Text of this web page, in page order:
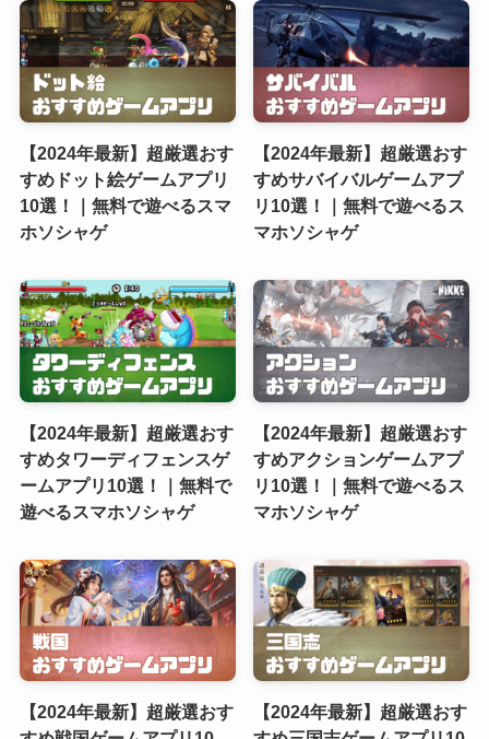
【2024年最新】超厳選おす
すめドット絵ゲームアプリ
10選！｜無料で遊べるスマ
ホソシャゲ
【2024年最新】超厳選おす
すめサバイバルゲームアプ
リ10選！｜無料で遊べるス
マホソシャゲ
【2024年最新】超厳選おす
すめタワーディフェンスゲ
ームアプリ10選！｜無料で
遊べるスマホソシャゲ
【2024年最新】超厳選おす
すめアクションゲームアプ
リ10選！｜無料で遊べるス
マホソシャゲ
【2024年最新】超厳選おす
【2024年最新】超厳選おす